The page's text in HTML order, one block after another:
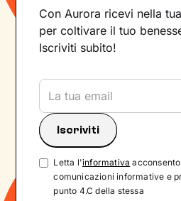
Con Aurora ricevi nella
per coltivare il tuo
Iscriviti subito!
Letta l'informativa
comunicazioni informative e
punto 4.C della stessa